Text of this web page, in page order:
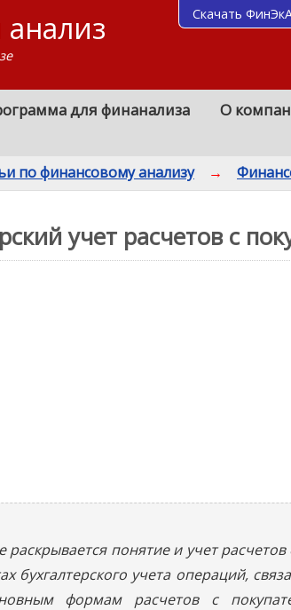
для финанализа О
по финансовому анализу →
учет расчетов с
раскрывается понятие и учет
бухгалтерского учета операций,
формам расчетов с
Скачать